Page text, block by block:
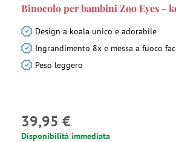
Binocolo per bambini Zoo Eyes -
Design a koala unico e adorabile
Ingrandimento 8x e messa a fuoco
Peso leggero
39,95 €
Disponibilità immediata